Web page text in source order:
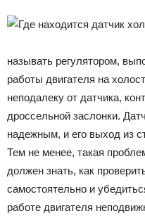
называть регулятором,
работы двигателя на
неподалеку от датчика,
дроссельной заслонки.
надежным, и его выход из
Тем не менее, такая
должен знать, как
самостоятельно и
работе двигателя